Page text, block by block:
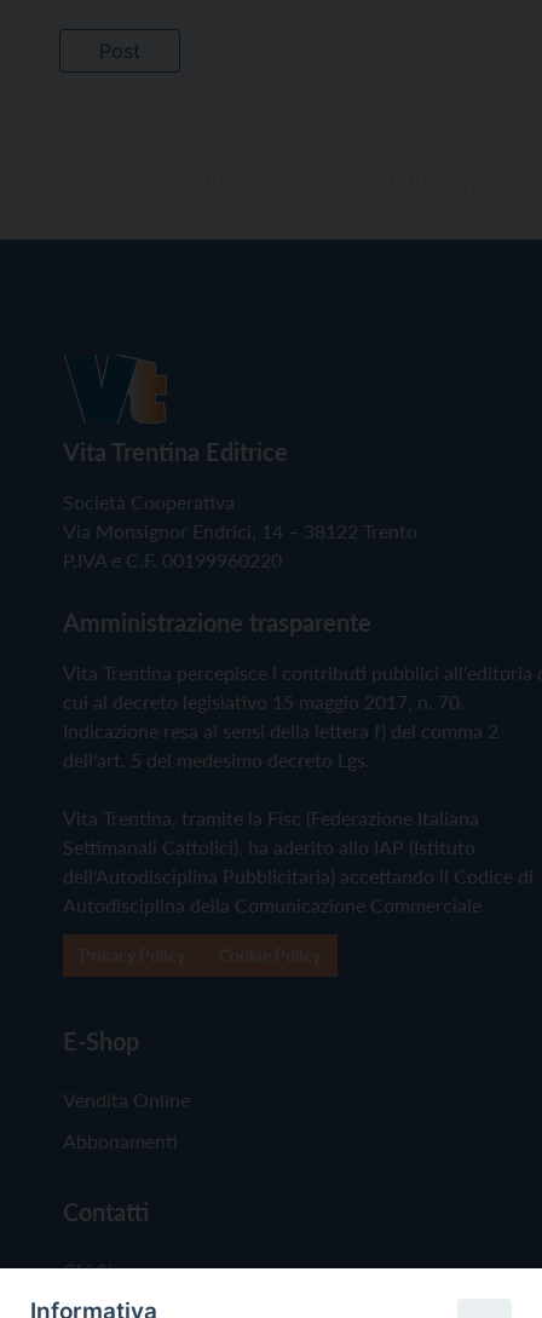
Vita Trentina Editrice
Società Cooperativa
Via Monsignor Endrici, 14 – 38122 Trento
P.IVA e C.F. 00199960220
Amministrazione trasparente
Vita Trentina percepisce i contributi pubblici all'editoria
cui al decreto legislativo 15 maggio 2017, n. 70.
Indicazione resa ai sensi della lettera f) del comma 2
dell'art. 5 del medesimo decreto Lgs.
Vita Trentina, tramite la Fisc (Federazione Italiana
Settimanali Cattolici), ha aderito allo IAP (Istituto
dell'Autodisciplina Pubblicitaria) accettando il Codice di
Autodisciplina della Comunicazione Commerciale
E-Shop
Vendita Online
Abbonamenti
Contatti
Chi Siamo
Redazione
Informativa